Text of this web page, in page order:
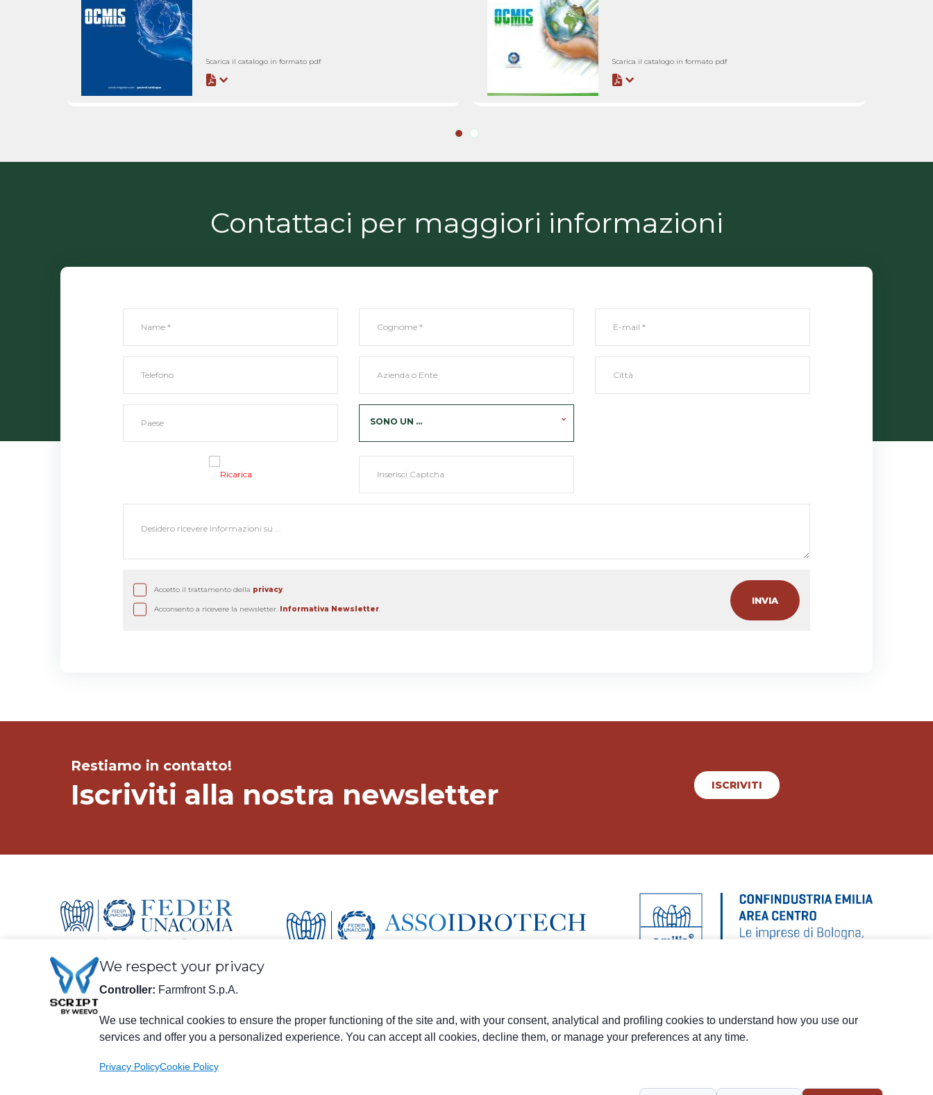
Scarica il catalogo in formato pdf Scarica il catalogo in formato pdf
Contattaci per maggiori informazioni
SONO UN ...
Ricarica
Accetto il trattamento della privacy.
Acconsento a ricevere la newsletter. Informativa Newsletter.
Restiamo in contatto!
Iscriviti alla nostra newsletter ISCRIVITI
Informazioni legali
Stabilimento e Sede Legale: Via S. Eusebio 7, 41014 Castelvetro di Modena (MO) - IT
Piè
We respect your privacy
Controller: Farmfront S.p.A.
We use technical cookies to ensure the proper functioning of the site and, with your consent, analytical and profiling cookies to understand how you use our
services and offer you a personalized experience. You can accept all cookies, decline them, or manage your preferences at any time.
Privacy PolicyCookie Policy